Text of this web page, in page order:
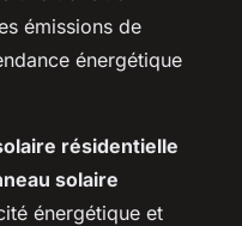
émissions de
énergétique
résidentielle
solaire
énergétique et